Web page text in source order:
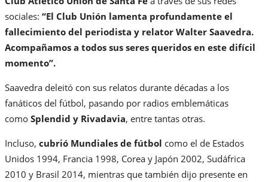
sociales: “El Club Unión lamenta profundamente el
fallecimiento del periodista y relator Walter Saavedra.
Acompañamos a todos sus seres queridos en este difícil
momento”.
Saavedra deleitó con sus relatos durante décadas a los
fanáticos del fútbol, pasando por radios emblemáticas
como Splendid y Rivadavia, entre tantas otras.
Incluso, cubrió Mundiales de fútbol como el de Estados
Unidos 1994, Francia 1998, Corea y Japón 2002, Sudáfrica
2010 y Brasil 2014, mientras que también dijo presente en